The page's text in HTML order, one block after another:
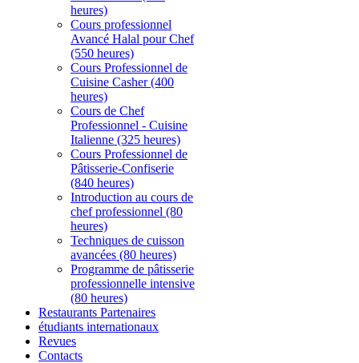
heures)
Cours professionnel
Avancé Halal pour Chef
(550 heures)
Cours Professionnel de
Cuisine Casher (400
heures)
Cours de Chef
Professionnel - Cuisine
Italienne (325 heures)
Cours Professionnel de
Pâtisserie-Confiserie
(840 heures)
Introduction au cours de
chef professionnel (80
heures)
Techniques de cuisson
avancées (80 heures)
Programme de pâtisserie
professionnelle intensive
(80 heures)
Restaurants Partenaires
étudiants internationaux
Revues
Contacts